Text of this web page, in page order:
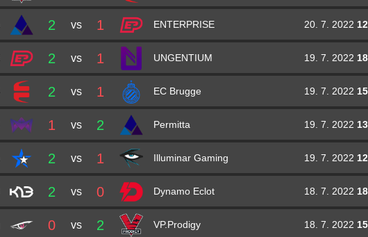
2 vs 1 ENTERPRISE 20. 7. 2022
2 vs 1 UNGENTIUM 19. 7. 2022
2 vs 1 EC Brugge 19. 7. 2022
1 vs 2 Permitta 19. 7. 2022
2 vs 1 Illuminar Gaming 19. 7. 2022
2 vs 0 Dynamo Eclot 18. 7. 2022
0 vs 2 VP.Prodigy 18. 7. 2022